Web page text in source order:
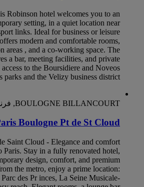
Robinson hotel welcomes you to an
setting, in a quiet location near
links. Ideal for business or leisure
modern and comfortable rooms,
areas , and a co-working space. The
a bar, meeting facilities, and private
to the Boursidiere and Noveos
parks and the Velizy business district.
BOULOGNE BILLANCOURT, فرنسا
Boulogne Pt de St Cloud
Saint Cloud - Elegance and comfort
Paris. Stay in a fully renovated hotel,
design, comfort, and premium
the metro, enjoy a prime location:
des Pr inces, La Seine Musicale-